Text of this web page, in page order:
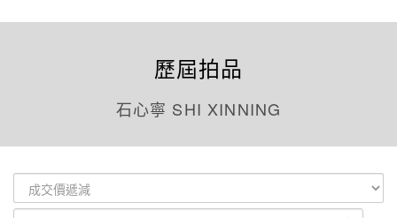
歷屆拍品
石心寧 SHI XINNING